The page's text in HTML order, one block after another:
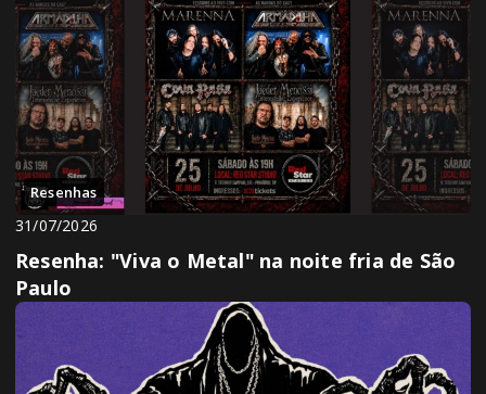
Resenhas
31/07/2026
Resenha: "Viva o Metal" na noite fria de São
Paulo